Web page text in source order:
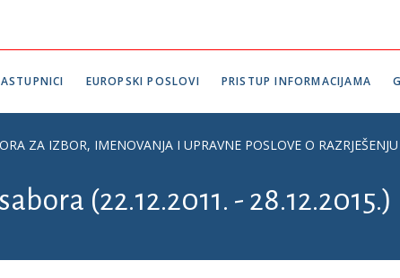
EUROPSKI POSLOVI PRISTUP INFORMACIJAMA
ZA IZBOR, IMENOVANJA I UPRAVNE POSLOVE O
(22.12.2011. - 28.12.2015.)